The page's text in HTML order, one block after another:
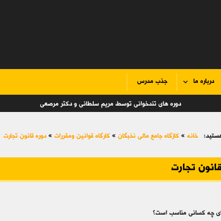
درباره ما جذب مدرس
دوره های تندخوانی توسط مریم سلطانی و دکتر مرصعی
خانه » کازگاه جامع مالی نخبگان » کارگاه قوانین ومقررات » دوره قانون تجارت
تجارت
چه کسانی مناسب است؟